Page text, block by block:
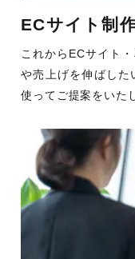
ECサイト制
これからECサイト
や売上げを伸ばした
使ってご提案をいた